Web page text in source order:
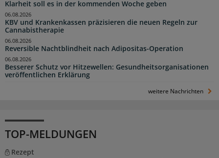
Klarheit soll es in der kommenden Woche geben
KBV und Krankenkassen präzisieren die neuen Regeln zur
Cannabistherapie
06.08.2026
Reversible Nachtblindheit nach Adipositas-Operation
06.08.2026
Besserer Schutz vor Hitzewellen: Gesundheitsorganisationen
veröffentlichen Erklärung
06.08.2026
weitere Nachrichten
TOP-MELDUNGEN
Rezept